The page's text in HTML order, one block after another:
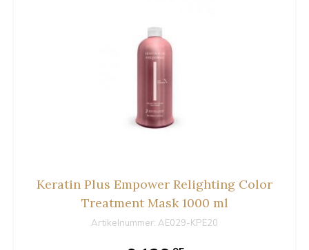
Keratin Plus Empower Relighting Color
Treatment Mask 1000 ml
Artikelnummer: AE029-KPE20